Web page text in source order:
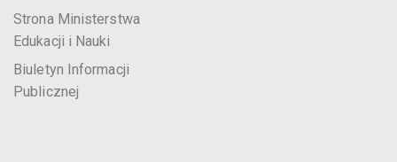
Strona Ministerstwa
Edukacji i Nauki
Biuletyn Informacji
Publicznej